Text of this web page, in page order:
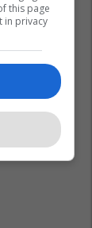
this page
in privacy